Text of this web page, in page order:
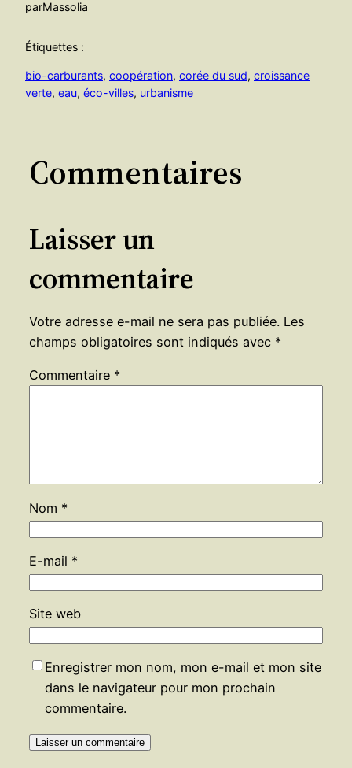
parMassolia
Étiquettes :
bio-carburants, coopération, corée du sud, croissance
verte, eau, éco-villes, urbanisme
Commentaires
Laisser un
commentaire
Votre adresse e-mail ne sera pas publiée. Les
champs obligatoires sont indiqués avec *
Commentaire *
Nom *
E-mail *
Site web
Enregistrer mon nom, mon e-mail et mon site
dans le navigateur pour mon prochain
commentaire.